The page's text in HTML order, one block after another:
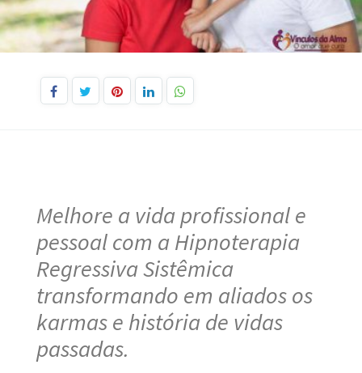
Melhore a vida profissional e
pessoal com a Hipnoterapia
Regressiva Sistêmica
transformando em aliados os
karmas e história de vidas
passadas.